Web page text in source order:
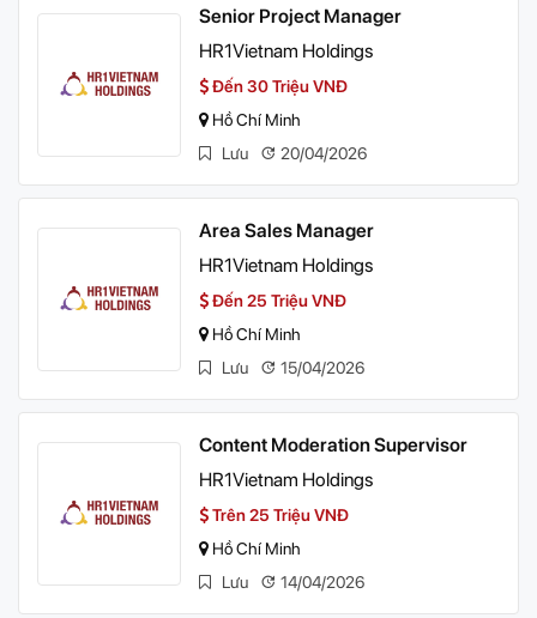
Senior Project Manager
HR1Vietnam Holdings
Đến 30 Triệu VNĐ
Hồ Chí Minh
Lưu
20/04/2026
Area Sales Manager
HR1Vietnam Holdings
Đến 25 Triệu VNĐ
Hồ Chí Minh
Lưu
15/04/2026
Content Moderation Supervisor
HR1Vietnam Holdings
Trên 25 Triệu VNĐ
Hồ Chí Minh
Lưu
14/04/2026